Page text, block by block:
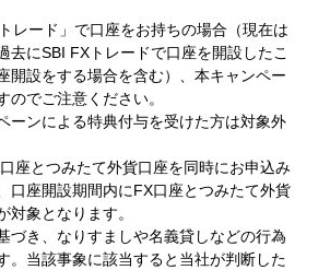
レード」で口座をお持ちの場合（現在は
去にSBI FXトレードで口座を開設したこ
開設をする場合を含む）、本キャンペー
のでご注意ください。
ーンによる特典付与を受けた方は対象外
座とつみたて外貨口座を同時にお申込み
口座開設期間内にFX口座とつみたて外貨
対象となります。
づき、なりすましや名義貸しなどの行為
。当該事象に該当すると当社が判断した